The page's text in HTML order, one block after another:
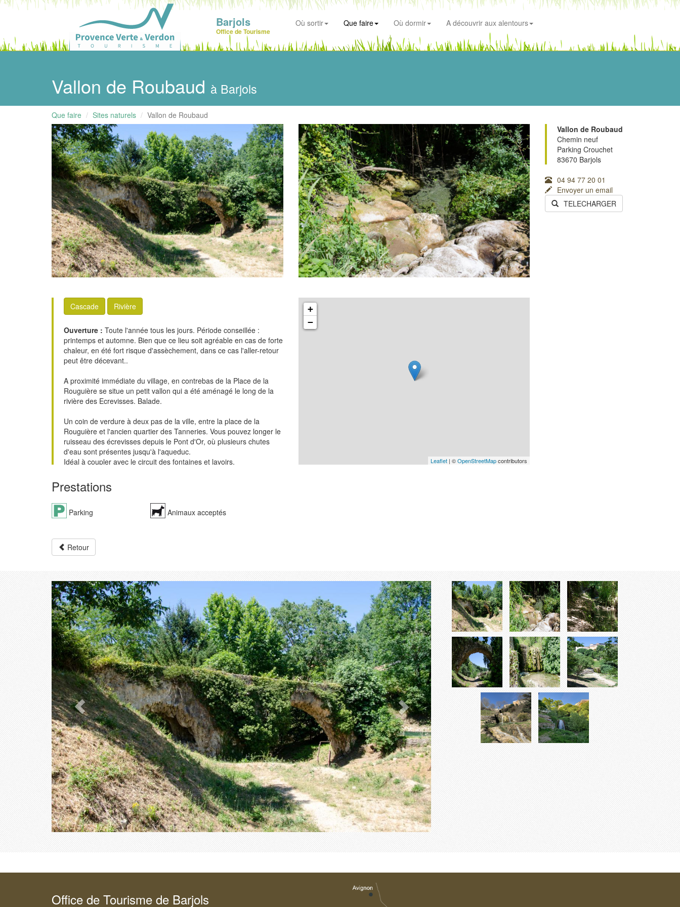
Barjols
Office de Tourisme
Où sortir Que faire Où dormir A découvrir aux alentours
Vallon de Roubaud à Barjols
Que faire Sites naturels
Vallon de Roubaud
Vallon de Roubaud
Chemin neuf
Parking Crouchet
83670 Barjols
04 94 77 20 01
Envoyer un email
TELECHARGER
Cascade Rivière
Ouverture : Toute l'année tous les jours. Période conseillée :
printemps et automne. Bien que ce lieu soit agréable en cas de forte
chaleur, en été fort risque d'assèchement, dans ce cas l'aller-retour
peut être décevant..
A proximité immédiate du village, en contrebas de la Place de la
Rouguière se situe un petit vallon qui a été aménagé le long de la
rivière des Ecrevisses. Balade.
Un coin de verdure à deux pas de la ville, entre la place de la
Rouguière et l'ancien quartier des Tanneries. Vous pouvez longer le
ruisseau des écrevisses depuis le Pont d'Or, où plusieurs chutes
d'eau sont présentes jusqu'à l'aqueduc.
Idéal à coupler avec le circuit des fontaines et lavoirs.
Accès :
- en voiture, parking Crouchet situé au pied. Gratuit - 40 places
- à pied depuis le centre-ville en empruntant l'escalier du Pont d'Or
+
−
Leaflet | ©OpenStreetMapcontributors
Prestations
Parking Animaux acceptés
Retour
Précédent Suivant
Office de Tourisme de Barjols